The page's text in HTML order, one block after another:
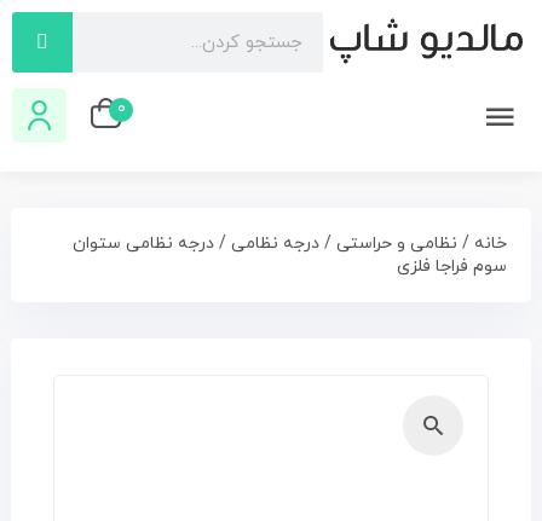
0
خانه / نظامی و حراستی/ درجه نظامی/ درجه نظامی ستوان
سوم فراجا فلزی